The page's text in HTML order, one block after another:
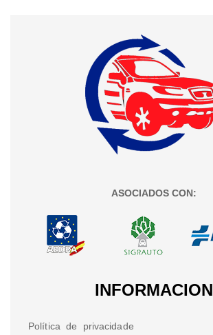
ASOCIADOS CON:
INFORMACION
Política de privacidade